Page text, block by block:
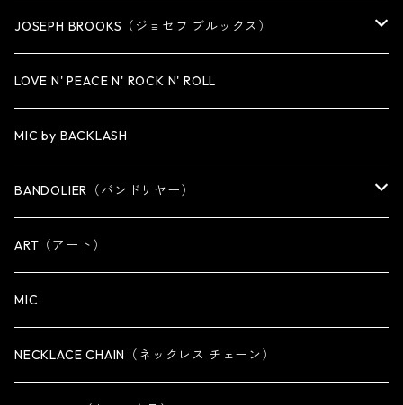
KEY CHAIN
WALLET CHAIN
WALLET
OTHER
CUFF・BANGLE
NECKLACE
KEY CHAIN
WALLET CHAIN
OTHER
NECKLACE
BRACELET
MEDIUM
JOSEPH BROOKS（ジョセフ ブルックス）
BRACELET
NECKLACE
LOVE N' PEACE N' ROCK N' ROLL
MIC by BACKLASH
BANDOLIER（バンドリヤー）
iPhone 14専用ケース
iPhone 14 Plus専用ケース
iPhone 14 Pro専用ケース
ART（アート）
MIC
NECKLACE CHAIN（ネックレス チェーン）